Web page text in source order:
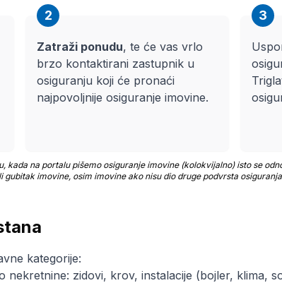
2
Zatraži ponudu, te će vas vrlo
brzo kontaktirani zastupnik u
osiguranju koji će pronaći
najpovoljnije osiguranje imovine.
3
kada na portalu pišemo osiguranje imovine (kolokvijalno) isto se
imovine, osim imovine ako nisu dio druge podvrsta
kategorije:
nekretnine: zidovi, krov, instalacije (bojler, klima,